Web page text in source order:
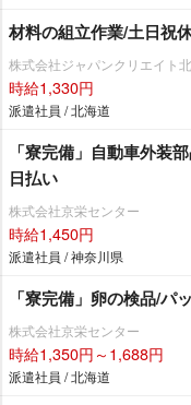
材料の組立作業/土日祝
株式会社ジャパンクリエイト
時給1,330円
派遣社員 / 北海道
「寮完備」自動車外装
日払い
株式会社京栄センター
時給1,450円
派遣社員 / 神奈川県
「寮完備」卵の検品/パ
株式会社京栄センター
時給1,350円～1,688円
派遣社員 / 北海道